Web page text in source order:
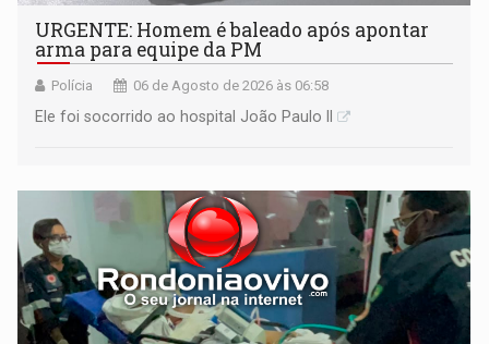
URGENTE: Homem é baleado após apontar
arma para equipe da PM
Polícia 06 de Agosto de 2026 às 06:58
Ele foi socorrido ao hospital João Paulo II